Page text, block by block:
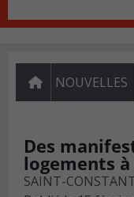
NOUVELLES
Des
logements
SAINT-